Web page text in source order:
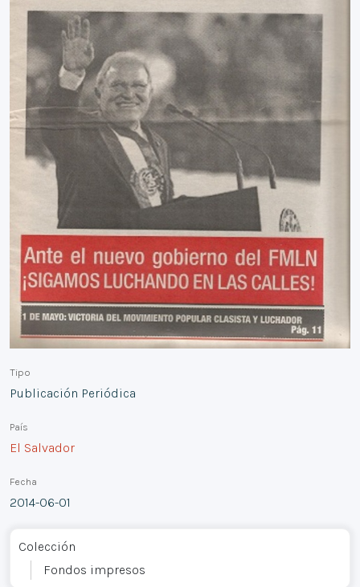
Tipo
Publicación Periódica
País
El Salvador
Fecha
2014-06-01
Colección
Fondos impresos